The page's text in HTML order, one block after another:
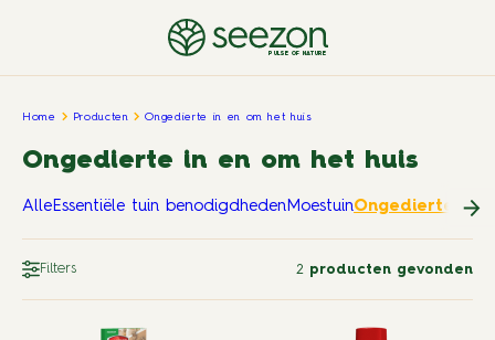
PULSE OF NATURE
Home Producten Ongedierte in en om het huis
Ongedierte in en om het huis
AlleEssentiële tuin benodigdhedenMoestuinOngedierte in
Filters 2 producten gevonden